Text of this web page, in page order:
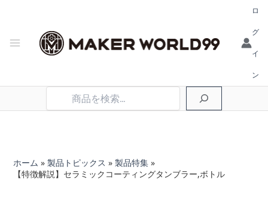
ロ
グ
イ
ン
検
ホーム 製品トピックス
製品特集
【特徴解説】セラミックコーティングタンブラー,ボトル